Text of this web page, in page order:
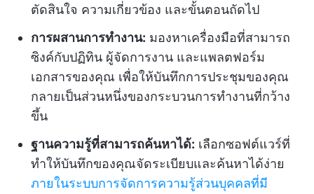
ตัดสินใจ ความเกี่ยวข้อง และขั้นตอนถัดไป
การผสานการทำงาน: มองหาเครื่องมือที่สามารถ
ซิงค์กับปฏิทิน ผู้จัดการงาน และแพลตฟอร์ม
เอกสารของคุณ เพื่อให้บันทึกการประชุมของคุณ
กลายเป็นส่วนหนึ่งของกระบวนการทำงานที่กว้าง
ขึ้น
ฐานความรู้ที่สามารถค้นหาได้: เลือกซอฟต์แวร์ที่
ทำให้บันทึกของคุณจัดระเบียบและค้นหาได้ง่าย
ภายในระบบการจัดการความรู้ส่วนบุคคลที่มี